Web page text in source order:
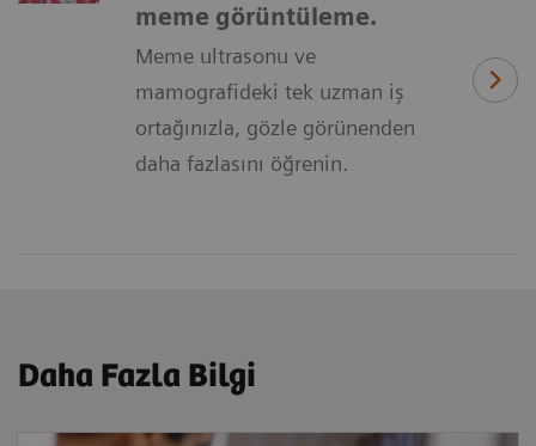
meme görüntüleme.
Meme ultrasonu ve
mamografideki tek uzman iş
ortağınızla, gözle görünenden
daha fazlasını öğrenin.
Daha Fazla Bilgi